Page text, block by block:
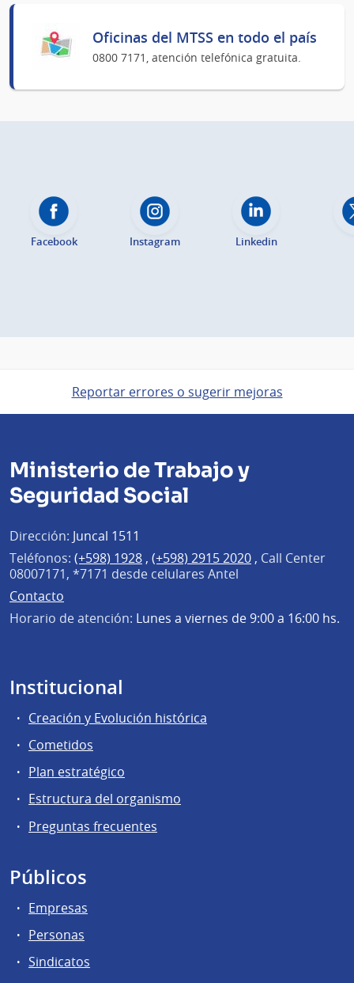
Oficinas del MTSS en todo el país
0800 7171, atención telefónica gratuita.
Facebook Instagram Linkedin
Reportar errores o sugerir mejoras
Ministerio de Trabajo y
Seguridad Social
Dirección: Juncal 1511
Teléfonos: (+598) 1928 , (+598) 2915 2020 , Call Center
08007171, *7171 desde celulares Antel
Contacto
Horario de atención: Lunes a viernes de 9:00 a 16:00 hs.
Institucional
Creación y Evolución histórica
Cometidos
Plan estratégico
Estructura del organismo
Preguntas frecuentes
Públicos
Empresas
Personas
Sindicatos